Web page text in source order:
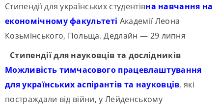
Стипендії для українських студентівна навчання на
економічному факультеті Академії Леона
Козьмінського, Польща. Дедлайн — 29 липня
Стипендії для науковців та дослідників
Можливість тимчасового працевлаштування
для українських аспірантів та науковців, які
постраждали від війни, у Лейденському